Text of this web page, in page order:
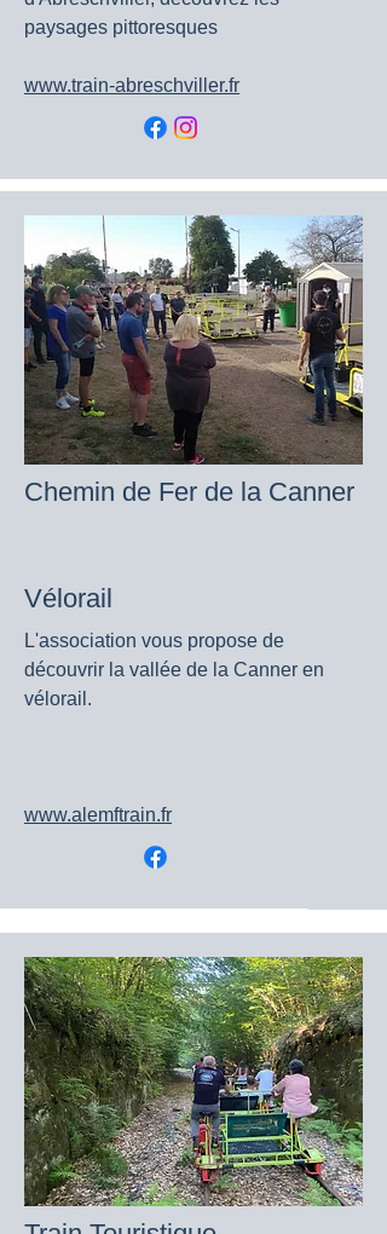
paysages pittoresques
www.train-abreschviller.fr
Chemin de Fer de la Canner
Vélorail
L'association vous propose de
découvrir la vallée de la Canner en
vélorail.
www.alemftrain.fr